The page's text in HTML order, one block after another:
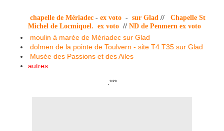
chapelle de Mériadec - ex voto - sur Glad // Chapelle St
Michel de Locmiquel. ex voto // ND de Penmern ex voto
moulin à marée de Mériadec sur Glad
dolmen de la pointe de Toulvern - site T4 T35 sur Glad
Musée des Passions et des Ailes
autres
***